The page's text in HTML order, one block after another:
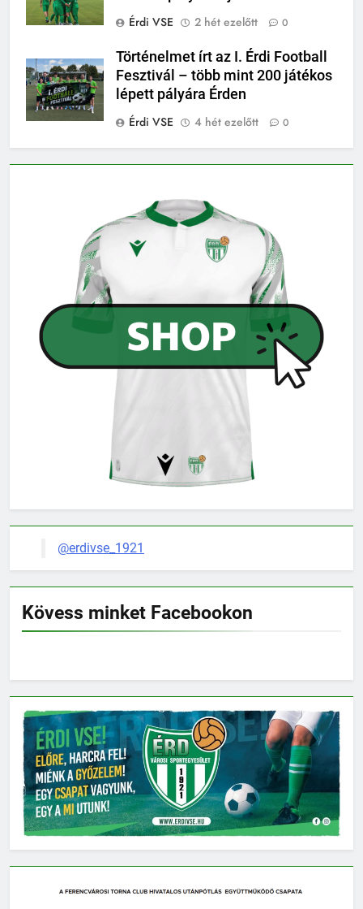
Érdi VSE
2 hét ezelőtt 0
Történelmet írt az I. Érdi Football
Fesztivál – több mint 200 játékos
lépett pályára Érden
Érdi VSE
4 hét ezelőtt 0
@erdivse_1921
Kövess minket Facebookon